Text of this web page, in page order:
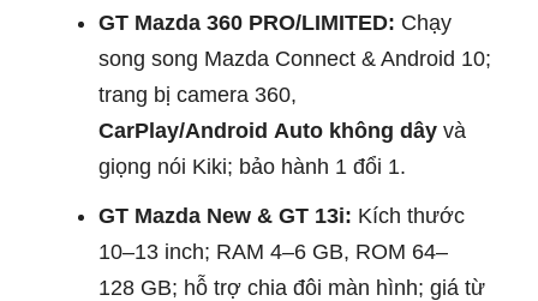
GT Mazda 360 PRO/LIMITED: Chạy
song song Mazda Connect & Android 10;
trang bị camera 360,
CarPlay/Android Auto không dây và
giọng nói Kiki; bảo hành 1 đổi 1.
GT Mazda New & GT 13i: Kích thước
10–13 inch; RAM 4–6 GB, ROM 64–
128 GB; hỗ trợ chia đôi màn hình; giá từ